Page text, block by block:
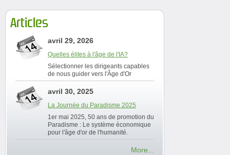
Articles
avril 29, 2026
Quelles élites à l'âge de l'IA?
Sélectionner les dirigeants capables
de nous guider vers l'Âge d'Or
avril 30, 2025
La Journée du Paradisme 2025
1er mai 2025, 50 ans de promotion du
Paradisme : Le système économique
pour l'âge d'or de l'humanité.
More...